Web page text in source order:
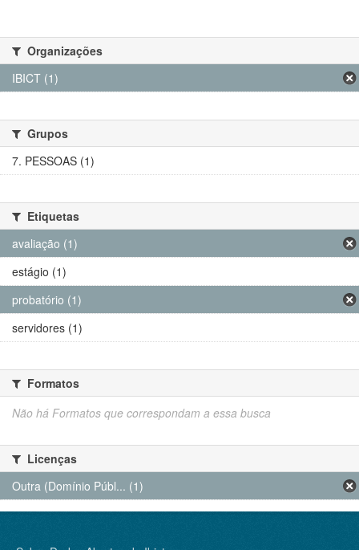
Organizações
IBICT (1)
Grupos
7. PESSOAS (1)
Etiquetas
avaliação (1)
estágio (1)
probatório (1)
servidores (1)
Formatos
Não há Formatos que correspondam a essa busca
Licenças
Outra (Domínio Públ... (1)